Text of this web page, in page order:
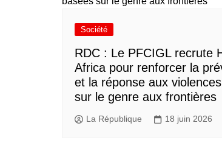
Société
RDC : Le PFCIGL recrute
Africa pour renforcer la
et la réponse aux
sur le genre aux frontières
La République 18 juin 2026